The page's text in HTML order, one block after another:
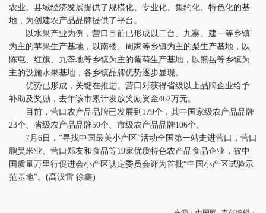
农业、县域经济发展提供了规模化、专业化、集约化、特色化的基
地，为创建农产品品牌提供了平台。
以水果产业为例，营口目前已形成以二台、九寨、建一等乡镇
为主的苹果生产基地，以南楼、周家等乡镇为主的梨生产基地，以
陈屯、红旗、九垄地等乡镇为主的葡萄生产基地，以熊岳等乡镇为
主的设施水果基地，各乡镇品牌优势逐步显现。
优势已形成，关键在推进。营口对获得省级以上品牌企业给予
补助及奖励，去年该市累计发放奖励资金462万元。
目前，营口农产品品牌已发展到179个，其中国家级农产品品牌
23个、省级农产品品牌50个、市级农产品品牌106个。
7月6日，“寻找中国最美小产区”活动全国第一站走进营口，营口
鹏昊米业、营口郑友和食品等19家优质特色农产品食品企业，被中
国质量万里行促进会小产区认定委员会评为首批“中国小产区试验示
范基地”。(高汉雷 徐鑫)